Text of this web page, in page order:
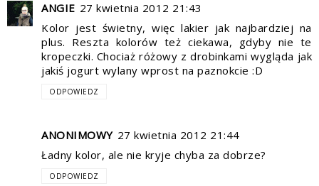
ANGIE 27 kwietnia 2012 21:43
Kolor jest świetny, więc lakier jak najbardziej na
plus. Reszta kolorów też ciekawa, gdyby nie te
kropeczki. Chociaż różowy z drobinkami wygląda jak
jakiś jogurt wylany wprost na paznokcie :D
ODPOWIEDZ
ANONIMOWY 27 kwietnia 2012 21:44
Ładny kolor, ale nie kryje chyba za dobrze?
ODPOWIEDZ